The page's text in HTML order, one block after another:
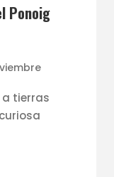
Ponoig
tierras